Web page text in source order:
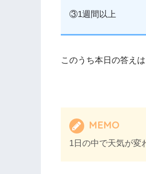
③1週間以上
このうち本日の答え
MEMO
1日の中で天気が変